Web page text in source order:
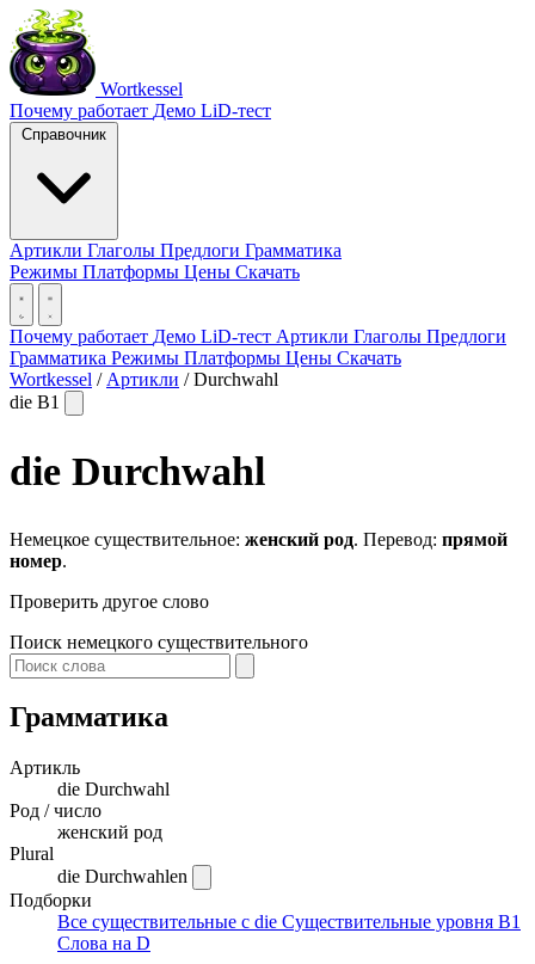
Wortkessel
Почему работает Демо LiD-тест
Справочник
Артикли Глаголы Предлоги Грамматика
Режимы Платформы Цены Скачать
Почему работает Демо LiD-тест Артикли Глаголы Предлоги
Грамматика Режимы Платформы Цены Скачать
Wortkessel / Артикли / Durchwahl
die B1
die Durchwahl
Немецкое существительное: женский род. Перевод: прямой
номер.
Проверить другое слово
Поиск немецкого существительного
Грамматика
Артикль
die Durchwahl
Род / число
женский род
Plural
die Durchwahlen
Подборки
Все существительные с die Существительные уровня B1
Слова на D